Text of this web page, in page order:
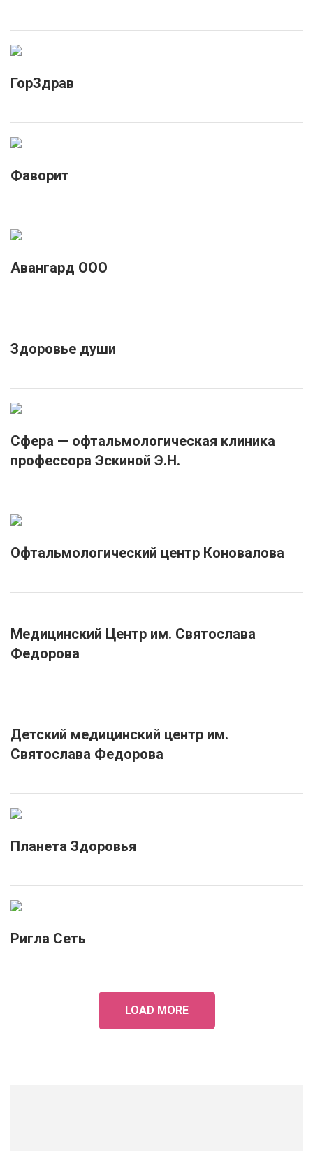
ГорЗдрав
Фаворит
Авангард ООО
Здоровье души
Сфера — офтальмологическая клиника
профессора Эскиной Э.Н.
Офтальмологический центр Коновалова
Медицинский Центр им. Святослава
Федорова
Детский медицинский центр им.
Святослава Федорова
Планета Здоровья
Ригла Сеть
LOAD MORE